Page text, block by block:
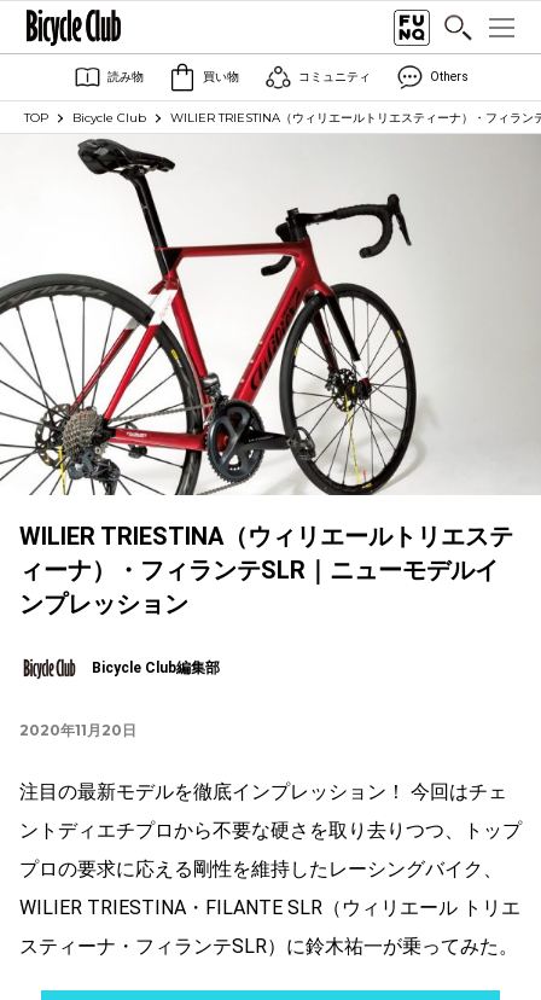
読み物 買い物 コミュニティ Others
TOP Bicycle Club WILIER TRIESTINA（ウィリエールトリエスティーナ）・フィラン
WILIER TRIESTINA（ウィリエールトリエステ
ィーナ）・フィランテSLR｜ニューモデルイ
ンプレッション
Bicycle Club編集部
2020年11月20日
注目の最新モデルを徹底インプレッション！ 今回はチェ
ントディエチプロから不要な硬さを取り去りつつ、トップ
プロの要求に応える剛性を維持したレーシングバイク、
WILIER TRIESTINA・FILANTE SLR（ウィリエール トリエ
スティーナ・フィランテSLR）に鈴木祐一が乗ってみた。